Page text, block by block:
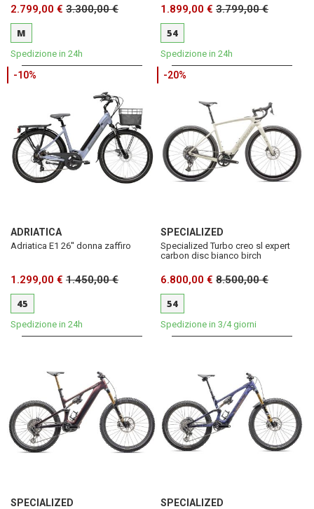
2.799,00 € 3.300,00 €
M
Spedizione in 24h
1.899,00 € 3.799,00 €
54
Spedizione in 24h
-10%
ADRIATICA
Adriatica E1 26'' donna zaffiro
1.299,00 € 1.450,00 €
45
Spedizione in 24h
-20%
SPECIALIZED
Specialized Turbo creo sl expert
carbon disc bianco birch
6.800,00 € 8.500,00 €
54
Spedizione in 3/4 giorni
SPECIALIZED SPECIALIZED